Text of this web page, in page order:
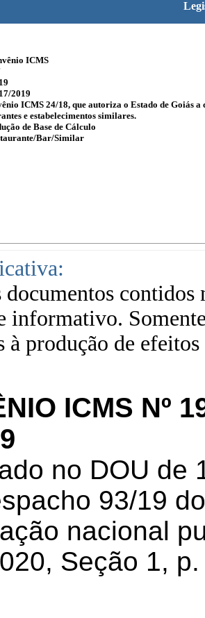
ICMS
2019
ICMS 24/18, que autoriza o Estado de Goiás
e estabelecimentos similares.
de Base de Cálculo
Bar/Similar
contidos
informativo.
à produção de
ICMS Nº
no DOU de
93/19
nacional
Seção 1,